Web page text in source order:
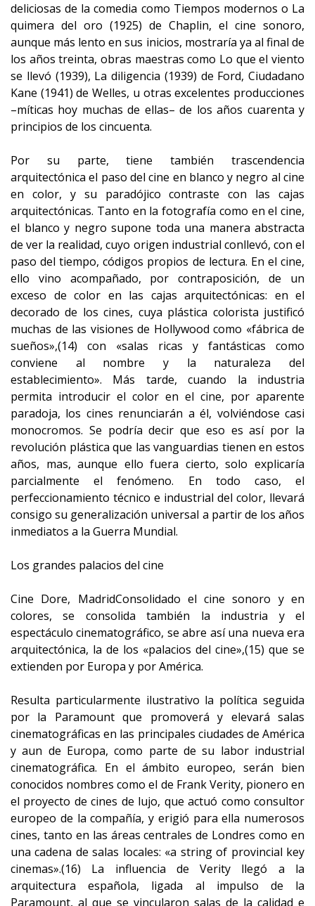
deliciosas de la comedia como Tiempos modernos o La
quimera del oro (1925) de Chaplin, el cine sonoro,
aunque más lento en sus inicios, mostraría ya al final de
los años treinta, obras maestras como Lo que el viento
se llevó (1939), La diligencia (1939) de Ford, Ciudadano
Kane (1941) de Welles, u otras excelentes producciones
–míticas hoy muchas de ellas– de los años cuarenta y
principios de los cincuenta.
Por su parte, tiene también trascendencia
arquitectónica el paso del cine en blanco y negro al cine
en color, y su paradójico contraste con las cajas
arquitectónicas. Tanto en la fotografía como en el cine,
el blanco y negro supone toda una manera abstracta
de ver la realidad, cuyo origen industrial conllevó, con el
paso del tiempo, códigos propios de lectura. En el cine,
ello vino acompañado, por contraposición, de un
exceso de color en las cajas arquitectónicas: en el
decorado de los cines, cuya plástica colorista justificó
muchas de las visiones de Hollywood como «fábrica de
sueños»,(14) con «salas ricas y fantásticas como
conviene al nombre y la naturaleza del
establecimiento». Más tarde, cuando la industria
permita introducir el color en el cine, por aparente
paradoja, los cines renunciarán a él, volviéndose casi
monocromos. Se podría decir que eso es así por la
revolución plástica que las vanguardias tienen en estos
años, mas, aunque ello fuera cierto, solo explicaría
parcialmente el fenómeno. En todo caso, el
perfeccionamiento técnico e industrial del color, llevará
consigo su generalización universal a partir de los años
inmediatos a la Guerra Mundial.
Los grandes palacios del cine
Cine Dore, MadridConsolidado el cine sonoro y en
colores, se consolida también la industria y el
espectáculo cinematográfico, se abre así una nueva era
arquitectónica, la de los «palacios del cine»,(15) que se
extienden por Europa y por América.
Resulta particularmente ilustrativo la política seguida
por la Paramount que promoverá y elevará salas
cinematográficas en las principales ciudades de América
y aun de Europa, como parte de su labor industrial
cinematográfica. En el ámbito europeo, serán bien
conocidos nombres como el de Frank Verity, pionero en
el proyecto de cines de lujo, que actuó como consultor
europeo de la compañía, y erigió para ella numerosos
cines, tanto en las áreas centrales de Londres como en
una cadena de salas locales: «a string of provincial key
cinemas».(16) La influencia de Verity llegó a la
arquitectura española, ligada al impulso de la
Paramount, al que se vincularon salas de la calidad e